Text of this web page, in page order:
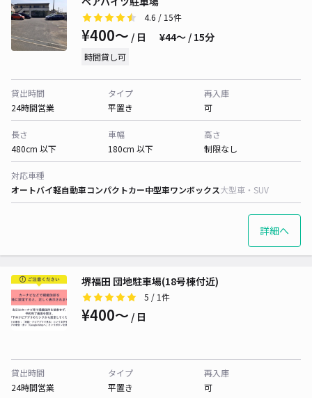
4.6 / 15件
¥400〜 / 日 ¥44〜 / 15分
時間貸し可
貸出時間
24時間営業
タイプ
平置き
再入庫
可
長さ
480cm 以下
車幅
180cm 以下
高さ
制限なし
対応車種
オートバイ軽自動車コンパクトカー中型車ワンボックス大型車・SUV
詳細へ
堺福田 団地駐車場(18号棟付近)
5 / 1件
¥400〜 / 日
貸出時間
24時間営業
タイプ
平置き
再入庫
可